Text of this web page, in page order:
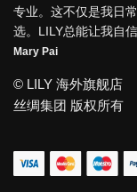
专业。这不仅是我日
选。LILY总能让我自信
Mary Pai
© LILY 海外旗舰店
丝绸集团 版权所有